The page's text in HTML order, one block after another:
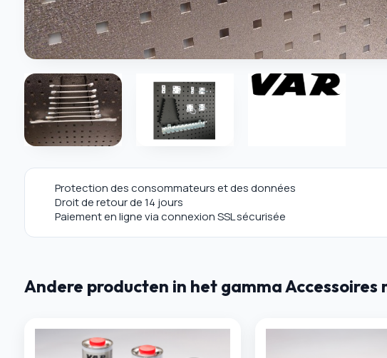
Protection des consommateurs et des données
Droit de retour de 14 jours
Paiement en ligne via connexion SSL sécurisée
Andere producten in het gamma Accessoires